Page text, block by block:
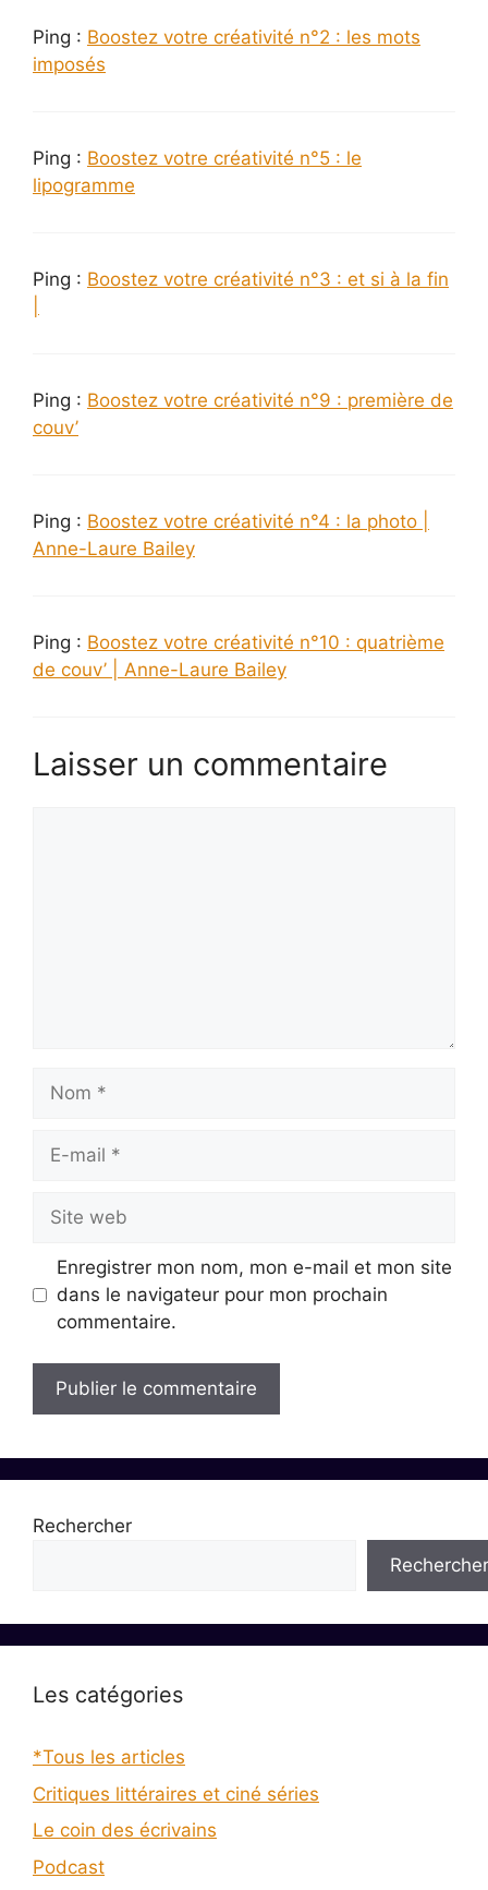
Ping : Boostez votre créativité n°2 : les mots
imposés
Ping : Boostez votre créativité n°5 : le
lipogramme
Ping : Boostez votre créativité n°3 : et si à la fin
Ping : Boostez votre créativité n°9 : première de
couv’
Ping : Boostez votre créativité n°4 : la photo |
Anne-Laure Bailey
Ping : Boostez votre créativité n°10 : quatrième
de couv’ | Anne-Laure Bailey
Laisser un commentaire
mail
web
Enregistrer mon nom, mon e-mail et mon site
dans le navigateur pour mon prochain
commentaire.
Rechercher
Rechercher
Les catégories
*Tous les articles
Critiques littéraires et ciné séries
Le coin des écrivains
Podcast